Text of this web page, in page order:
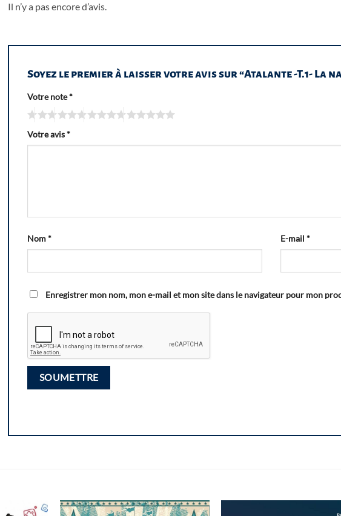
Il n’y a pas encore d’avis.
Soyez le premier à laisser votre avis sur “Atalante -T.1- La
Votre note*
Votre avis*
Nom* E-mail *
Enregistrer mon nom, mon e-mail et mon site dans le navigateur pour mon